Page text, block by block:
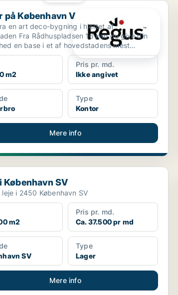
V
på København V
en art deco-bygning i hjertet af
Fra Rådhuspladsen 16 kan du give din
en base i et af hovedstadens mest
bygninger....
m2
Pris pr. md.
Ikke angivet
Type
Kontor
Mere info
SV
København SV
i 2450 København SV
m2
Pris pr. md.
Ca. 37.500 pr md
SV
Type
Lager
Mere info